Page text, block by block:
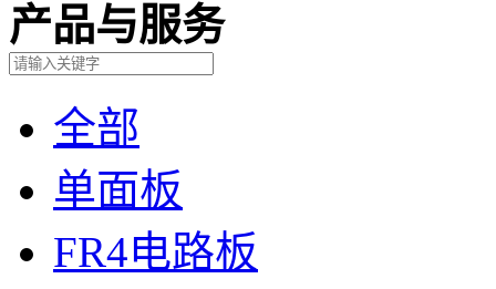
产品与服务
全部
单面板
FR4电路板